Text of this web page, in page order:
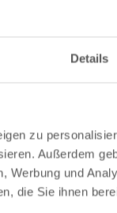
Details
zu
Außerdem
Werbung und
die Sie ihnen